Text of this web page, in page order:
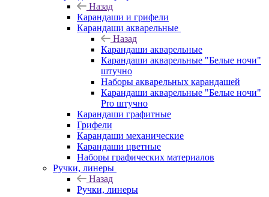
Назад
Карандаши и грифели
Карандаши акварельные
Назад
Карандаши акварельные
Карандаши акварельные "Белые ночи"
штучно
Наборы акварельных карандашей
Карандаши акварельные "Белые ночи"
Pro штучно
Карандаши графитные
Грифели
Карандаши механические
Карандаши цветные
Наборы графических материалов
Ручки, линеры
Назад
Ручки, линеры